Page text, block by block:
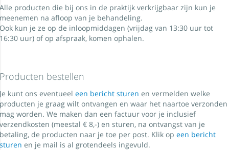
Alle producten die bij ons in de praktijk verkrijgbaar zijn kun je
meenemen na afloop van je behandeling.
Ook kun je ze op de inloopmiddagen (vrijdag van 13:30 uur tot
16:30 uur) of op afspraak, komen ophalen.
Producten bestellen
Je kunt ons eventueeleen bericht sturen en vermelden welke
producten je graag wilt ontvangen en waar het naartoe verzonden
mag worden. We maken dan een factuur voor je inclusief
verzendkosten (meestal € 8,-) en sturen, na ontvangst van je
betaling, de producten naar je toe per post. Klik opeen bericht
sturen en je mail is al grotendeels ingevuld.